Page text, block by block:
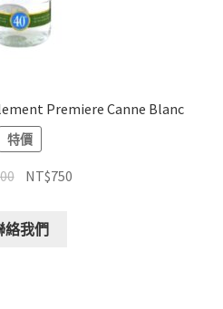
Premiere Canne Blanc
特價
NT$750
絡我們